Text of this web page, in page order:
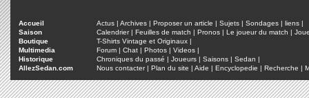
Accueil Actus | Archives | Proposer un article | Sujets | Sondages | liens |
Saison
Calendrier| Feuilles de match | Pronos | Le joueur du match |
Boutique
T-Shirts Vintage et Originaux |
Multimedia
Forum | Chat | Photos | Videos |
Historique
Chroniques du passé | Joueurs | Saisons | Sedan |
AllezSedan.com
Nous contacter| Plan du site | Aide | Encyclopedie | Recherche |